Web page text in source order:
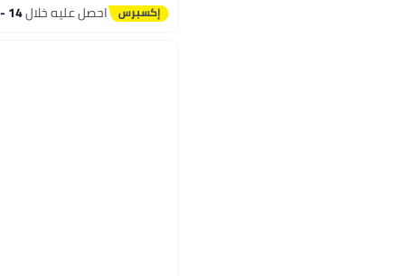
احصل عليه خلال14 - 15 اغسطس